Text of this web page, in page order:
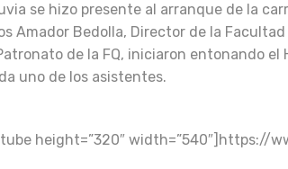
se hizo presente al arranque de la
Amador Bedolla, Director de la
de la FQ, iniciaron entonando
uno de los asistentes.
height=”320″ width=”540″]https://